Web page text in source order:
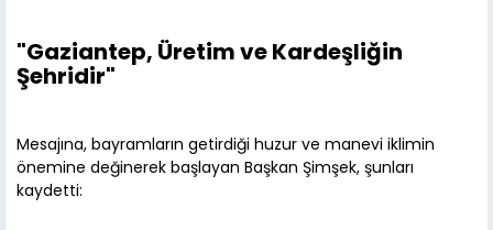
"Gaziantep, Üretim ve Kardeşliğin
Şehridir"
Mesajına, bayramların getirdiği huzur ve manevi iklimin
önemine değinerek başlayan Başkan Şimşek, şunları
kaydetti: